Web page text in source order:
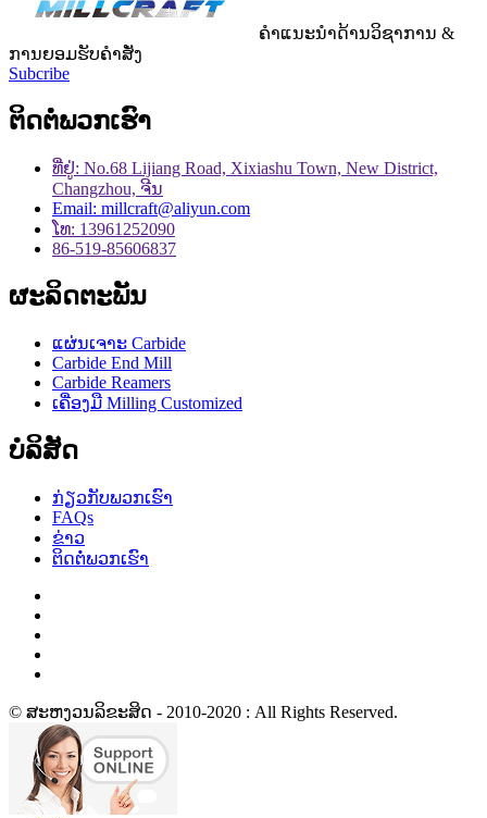
ຄໍາແນະນໍາດ້ານວິຊາການ &
ການຍອມຮັບຄໍາສັ່ງ
Subcribe
ຕິດ​ຕໍ່​ພວກ​ເຮົາ
ທີ່ຢູ່: No.68 Lijiang Road, Xixiashu Town, New District,
Changzhou, ຈີນ
Email: millcraft@aliyun.com
ໂທ: 13961252090
86-519-85606837
ຜະລິດຕະພັນ
ແຜ່ນເຈາະ Carbide
Carbide End Mill
Carbide Reamers
ເຄື່ອງ​ມື Milling Customized
ບໍລິສັດ
ກ່ຽວ​ກັບ​ພວກ​ເຮົາ
FAQs
ຂ່າວ
ຕິດ​ຕໍ່​ພວກ​ເຮົາ
© ສະຫງວນລິຂະສິດ - 2010-2020 : All Rights Reserved.